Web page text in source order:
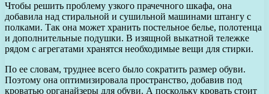
Чтобы решить проблему узкого прачечного шкафа, она
добавила над стиральной и сушильной машинами штангу с
полками. Так она может хранить постельное белье, полотенца
и дополнительные подушки. В изящной выкатной тележке
рядом с агрегатами хранятся необходимые вещи для стирки.
По ее словам, труднее всего было сократить размер обуви.
Поэтому она оптимизировала пространство, добавив под
кроватью органайзеры для обуви. А поскольку кровать стоит